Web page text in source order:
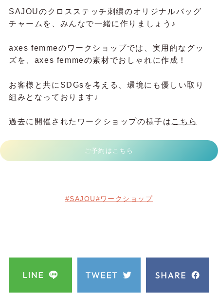
SAJOUのクロスステッチ刺繍のオリジナルバッグ
チャームを、みんなで一緒に作りましょう♪
axes femmeのワークショップでは、実用的なグッ
ズを、axes femmeの素材でおしゃれに作成！
お客様と共にSDGsを考える、環境にも優しい取り
組みとなっております♩
過去に開催されたワークショップの様子は こちら
ご予約はこちら
#SAJOU#ワークショップ